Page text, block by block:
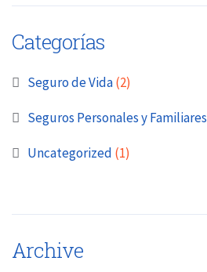
Categorías
Seguro de Vida(2)
Seguros Personales y Familiares
Uncategorized (1)
Archive